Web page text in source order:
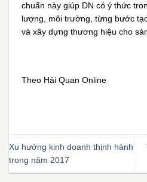
chuẩn này giúp DN có ý thức
lượng, môi trường, từng bước
và xây dựng thương hiệu cho
Theo Hải Quan Online
Xu hướng kinh doanh thịnh hành
trong năm 2017